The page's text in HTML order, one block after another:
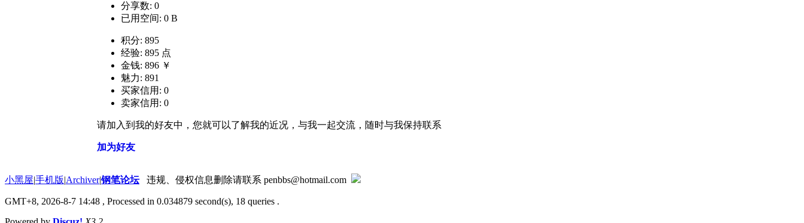
分享数: 0
已用空间: 0 B
积分: 895
经验: 895 点
金钱: 896 ￥
魅力: 891
买家信用: 0
卖家信用: 0
请加入到我的好友中，您就可以了解我的近况，与我一起交流，随时与我保持联系
加为好友
小黑屋|手机版|Archiver|钢笔论坛 违规、侵权信息删除请联系 penbbs@hotmail.com
GMT+8, 2026-8-7 14:48 , Processed in 0.034879 second(s), 18 queries .